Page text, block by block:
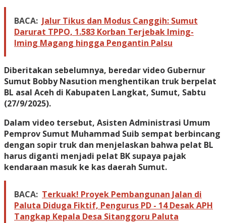
BACA: Jalur Tikus dan Modus Canggih: Sumut
Darurat TPPO, 1.583 Korban Terjebak Iming-
Iming Magang hingga Pengantin Palsu
Diberitakan sebelumnya, beredar video Gubernur
Sumut Bobby Nasution menghentikan truk berpelat
BL asal Aceh di Kabupaten Langkat, Sumut, Sabtu
(27/9/2025).
Dalam video tersebut, Asisten Administrasi Umum
Pemprov Sumut Muhammad Suib sempat berbincang
dengan sopir truk dan menjelaskan bahwa pelat BL
harus diganti menjadi pelat BK supaya pajak
kendaraan masuk ke kas daerah Sumut.
BACA: Terkuak! Proyek Pembangunan Jalan di
Paluta Diduga Fiktif, Pengurus PD - 14 Desak APH
Tangkap Kepala Desa Sitanggoru Paluta